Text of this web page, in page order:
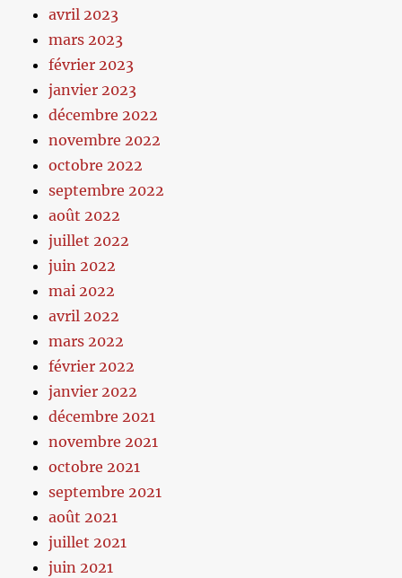
avril 2023
mars 2023
février 2023
janvier 2023
décembre 2022
novembre 2022
octobre 2022
septembre 2022
août 2022
juillet 2022
juin 2022
mai 2022
avril 2022
mars 2022
février 2022
janvier 2022
décembre 2021
novembre 2021
octobre 2021
septembre 2021
août 2021
juillet 2021
juin 2021